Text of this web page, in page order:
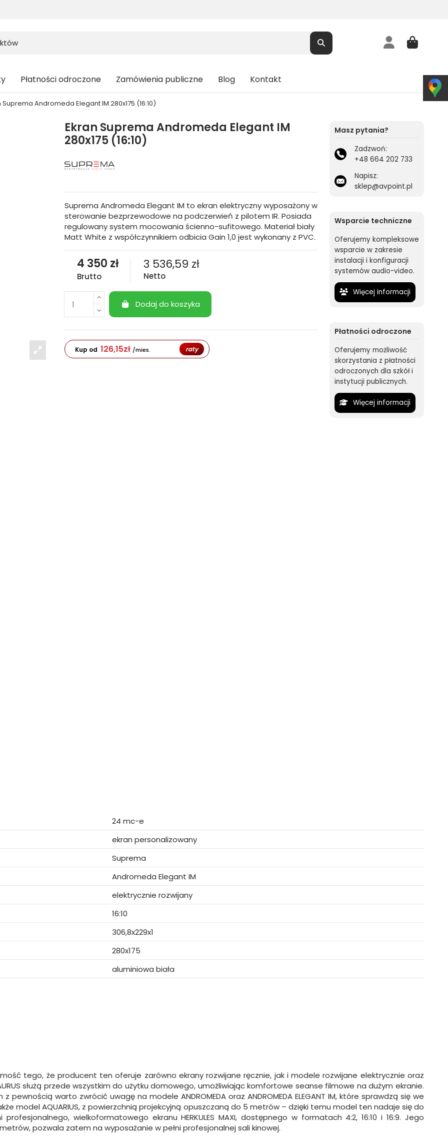
Płatności odroczone Zamówienia publiczne Blog Kontakt
Suprema Andromeda Elegant IM 280x175 (16:10)
Ekran Suprema Andromeda Elegant IM
280x175 (16:10)
Suprema Andromeda Elegant IM to ekran elektryczny wyposażony w
sterowanie bezprzewodowe na podczerwień z pilotem IR. Posiada
regulowany system mocowania ścienno-sufitowego. Materiał biały
Matt White z współczynnikiem odbicia Gain 1,0 jest wykonany z PVC.
4 350 zł
Brutto
3 536,59 zł
Netto
Dodaj do koszyka
Kup od 126,15zł /mies. raty
Masz pytania?
Zadzwoń:
+48 664 202 733
Napisz:
sklep@avpoint.pl
Wsparcie techniczne
Oferujemy kompleksowe
wsparcie w zakresie
instalacji i konfiguracji
systemów audio-video.
Więcej informacji
Płatności odroczone
Oferujemy możliwość
skorzystania z płatności
odroczonych dla szkół i
instytucji publicznych.
Więcej informacji
24 mc-e
ekran personalizowany
Suprema
Andromeda Elegant IM
elektrycznie rozwijany
16:10
306,8x229x1
280x175
aluminiowa biała
tego, że producent ten oferuje zarówno ekrany rozwijane ręcznie, jak i modele rozwijane elektrycznie oraz
służą przede wszystkim do użytku domowego, umożliwiając komfortowe seanse filmowe na dużym ekranie.
warto zwrócić uwagę na modele ANDROMEDA oraz ANDROMEDA ELEGANT IM, które sprawdzą się we
model AQUARIUS, z powierzchnią projekcyjną opuszczaną do 5 metrów – dzięki temu model ten nadaje się do
wielkoformatowego ekranu HERKULES MAXI, dostępnego w formatach 4:2, 16:10 i 16:9. Jego
pozwala zatem na wyposażanie w pełni profesjonalnej sali kinowej.